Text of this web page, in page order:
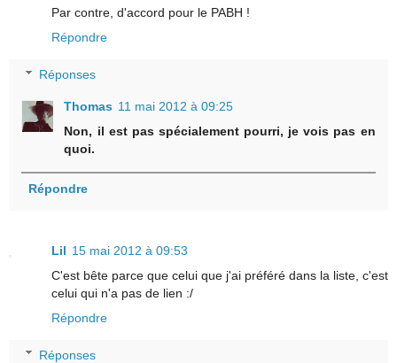
Par contre, d'accord pour le PABH !
Répondre
Réponses
Thomas 11 mai 2012 à 09:25
Non, il est pas spécialement pourri, je vois pas en
quoi.
Répondre
Lil 15 mai 2012 à 09:53
C'est bête parce que celui que j'ai préféré dans la liste, c'est
celui qui n'a pas de lien :/
Répondre
Réponses